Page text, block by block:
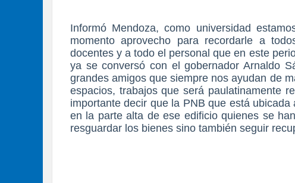
Informó Mendoza, como universidad
momento aprovecho para recordarle a
docentes y a todo el personal que en este
ya se conversó con el gobernador Arnaldo
grandes amigos que siempre nos ayudan de
espacios, trabajos que será paulatinamente
importante decir que la PNB que está
en la parte alta de ese edificio quienes se
resguardar los bienes sino también seguir